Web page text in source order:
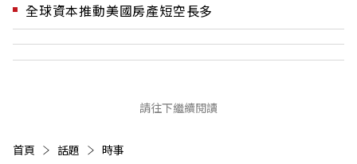
全球資本推動美國房產短空長多
請往下繼續閱讀
首頁 話題 時事